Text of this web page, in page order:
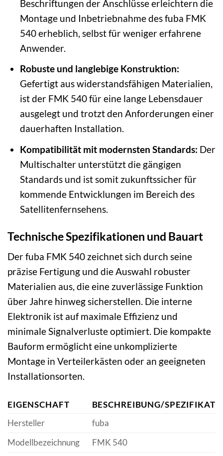
Beschriftungen der Anschlüsse erleichtern die
Montage und Inbetriebnahme des fuba FMK
540 erheblich, selbst für weniger erfahrene
Anwender.
Robuste und langlebige Konstruktion:
Gefertigt aus widerstandsfähigen Materialien,
ist der FMK 540 für eine lange Lebensdauer
ausgelegt und trotzt den Anforderungen einer
dauerhaften Installation.
Kompatibilität mit modernsten Standards: Der
Multischalter unterstützt die gängigen
Standards und ist somit zukunftssicher für
kommende Entwicklungen im Bereich des
Satellitenfernsehens.
Technische Spezifikationen und Bauart
Der fuba FMK 540 zeichnet sich durch seine
präzise Fertigung und die Auswahl robuster
Materialien aus, die eine zuverlässige Funktion
über Jahre hinweg sicherstellen. Die interne
Elektronik ist auf maximale Effizienz und
minimale Signalverluste optimiert. Die kompakte
Bauform ermöglicht eine unkomplizierte
Montage in Verteilerkästen oder an geeigneten
Installationsorten.
EIGENSCHAFT
BESCHREIBUNG/
Hersteller
fuba
Modellbezeichnung
FMK 540